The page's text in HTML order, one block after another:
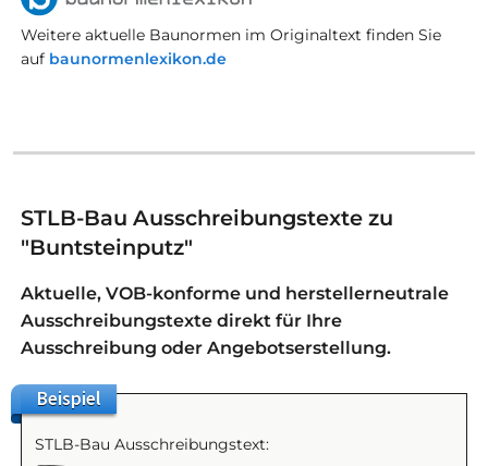
Weitere aktuelle Baunormen im Originaltext finden Sie
auf baunormenlexikon.de
STLB-Bau Ausschreibungstexte zu
"Buntsteinputz"
Aktuelle, VOB-konforme und herstellerneutrale
Ausschreibungstexte direkt für Ihre
Ausschreibung oder Angebotserstellung.
Beispiel
STLB-Bau Ausschreibungstext: